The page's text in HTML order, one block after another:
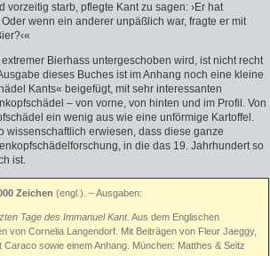
vorzeitig starb, pflegte Kant zu sagen: ›Er hat
wenn ein anderer unpäßlich war, fragte er mit
Bierhass untergeschoben wird, ist nicht recht
dieses Buches ist im Anhang noch eine kleine
Kants« beigefügt, mit sehr interessanten
– von vorne, von hinten und im Profil. Von
ein wenig aus wie eine unförmige Kartoffel.
wissenschaftlich erwiesen, dass diese ganze
in die das 19. Jahrhundert so
ist.
Zeichen (engl.) . – Ausgaben:
Tage des Immanuel Kant. Aus dem Englischen
von Cornelia Langendorf. Mit Beiträgen von Fleur Jaeggy,
Caraco sowie einem Anhang. München: Matthes & Seitz